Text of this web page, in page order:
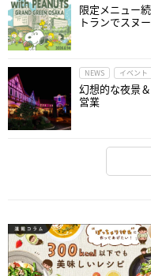
限定メニュー
トランでスヌ
NEWS イベント
幻想的な夜景
営業